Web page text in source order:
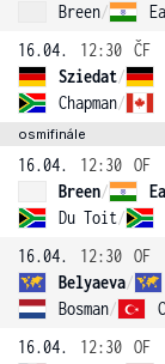
Breen/
16.04.
12:30 ČF
Sziedat/
Chapman/
osmifinále
16.04. 12:30 OF
Breen/
Du Toit/
16.04.
12:30 OF
Belyaeva/
Bosman/
16.04. 12:30 OF